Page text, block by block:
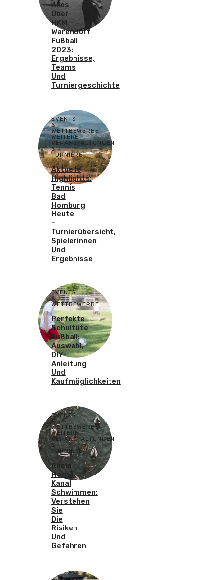
Alles
Über
HKM
Warendorf
Fußball
2023:
Ergebnisse,
Teams
Und
Turniergeschichte
EVENTS
&
WETTBEWERBE,
WEITERE
VERANSTALTUNGEN
&
TURNIERE
Aktuelle
Highlights:
Tennis
Bad
Homburg
Heute
–
Turnierübersicht,
Spielerinnen
Und
Ergebnisse
EVENTS
&
WETTBEWERBE
Perfekte
Schultüte
Fußball:
Auswahl,
DIY-
Anleitung
Und
Kaufmöglichkeiten
EVENTS
&
WETTBEWERBE,
WEITERE
VERANSTALTUNGEN
&
TURNIERE
Rhein
Herne
Kanal
Schwimmen:
Verstehen
Sie
Die
Risiken
Und
Gefahren